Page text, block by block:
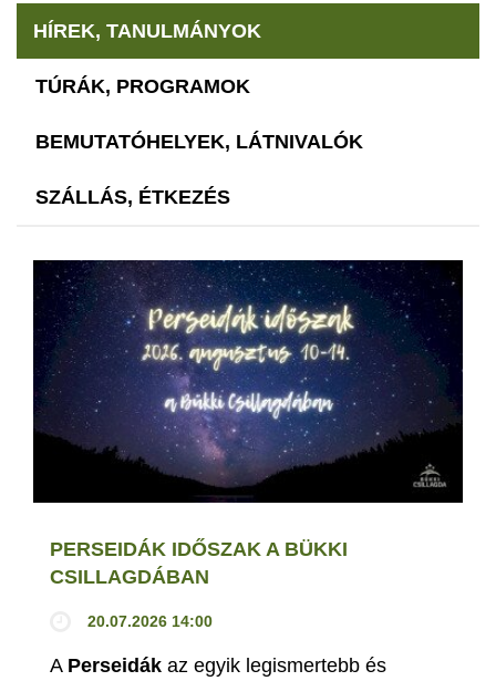
HÍREK, TANULMÁNYOK
TÚRÁK, PROGRAMOK
BEMUTATÓHELYEK, LÁTNIVALÓK
SZÁLLÁS, ÉTKEZÉS
PERSEIDÁK IDŐSZAK A BÜKKI
CSILLAGDÁBAN
20.07.2026 14:00
A Perseidák az egyik legismertebb és